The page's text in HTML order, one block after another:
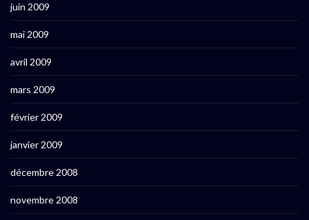
juin 2009
mai 2009
avril 2009
mars 2009
février 2009
janvier 2009
décembre 2008
novembre 2008